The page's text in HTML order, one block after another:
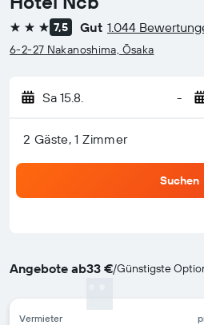
3 Sterne7,5 Gut 1.044
6-2-27 Nakanoshima, Ōsaka
Sa 15.8. -
2 Gäste, 1 Zimmer
Suchen
Angebote ab33 €/Günstigste
Vermieter